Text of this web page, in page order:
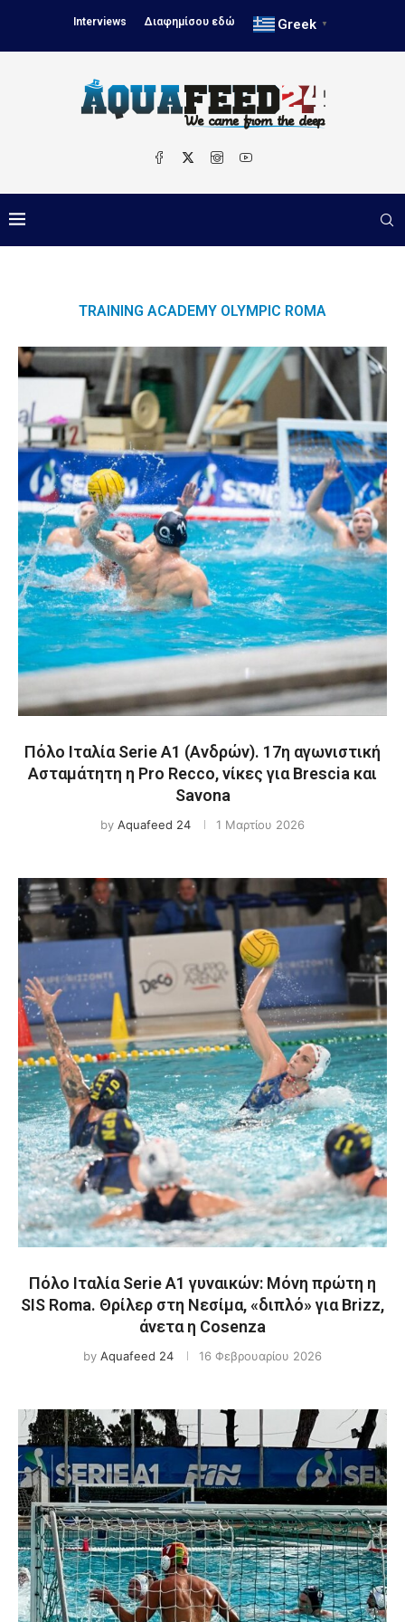
Interviews Διαφημίσου εδώ Greek ▼
TRAINING ACADEMY OLYMPIC ROMA
Πόλο Ιταλία Serie A1 (Ανδρών). 17η αγωνιστική
Ασταμάτητη η Pro Recco, νίκες για Brescia και
Savona
by Aquafeed 24 1 Μαρτίου 2026
Πόλο Ιταλία Serie A1 γυναικών: Μόνη πρώτη η
SIS Roma. Θρίλερ στη Νεσίμα, «διπλό» για Brizz,
άνετα η Cosenza
by Aquafeed 24 16 Φεβρουαρίου 2026